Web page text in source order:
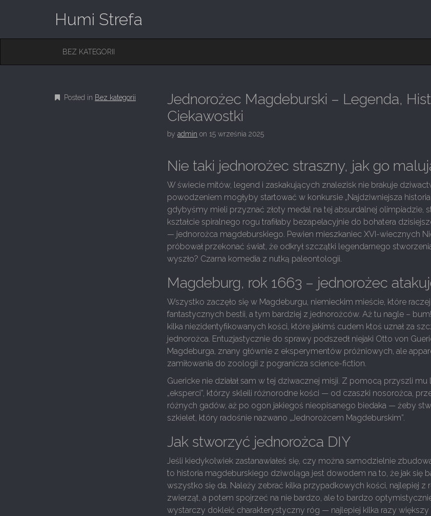
Humi Strefa
M
M
C
BEZ KATEGORII
Posted in Bez kategorii
Jednorożec Magdeburski – Legenda,
Ciekawostki
byadmin on 15 września 2025
Nie taki jednorożec straszny, jak go
W świecie mitów, legend i zaskakujących znalezisk nie brakuje
powodzeniem mogłyby startować w konkursie „Najdziwniejsza historia
gdybyśmy mieli przyznać złoty medal na tej absurdalnej olimpiadzie,
kształcie spiralnego rogu trafiłaby bezapelacyjnie do bohatera
— jednorożca magdeburskiego. Pewien mieszkaniec XVI-wiecznych
próbował przekonać świat, że odkrył szczątki legendarnego
wyszło? Czarna komedia z nutką paleontologii.
Magdeburg, rok 1663 – jednorożec
Wszystko zaczęło się w Magdeburgu, niemieckim mieście, które raczej
fantastycznych bestii, a tym bardziej z jednorożców. Aż tu nagle –
kilka niezidentyfikowanych kości, które jakimś cudem ktoś uznał za
jednorożca. Entuzjastycznie do sprawy podszedł niejaki Otto von
Magdeburga, znany głównie z eksperymentów próżniowych, ale
zamiłowania do zoologii z pogranicza science-fiction.
Guericke nie działał sam w tej dziwacznej misji. Z pomocą przyszli mu
„eksperci”, którzy skleili różnorodne kości — od czaszki nosorożca,
różnych gadów, aż po ogon jakiegoś nieopisanego biedaka — żeby
szkielet, który radośnie nazwano „Jednorożcem Magdeburskim”.
Jak stworzyć jednorożca DIY
Jeśli kiedykolwiek zastanawiałeś się, czy można samodzielnie
to historia magdeburskiego dziwoląga jest dowodem na to, że jak się
wszystko się da. Należy zebrać kilka przypadkowych kości, najlepiej z
zwierząt, a potem spojrzeć na nie bardzo, ale to bardzo
wystarczy dokleić charakterystyczny róg — najlepiej kilka razy większy